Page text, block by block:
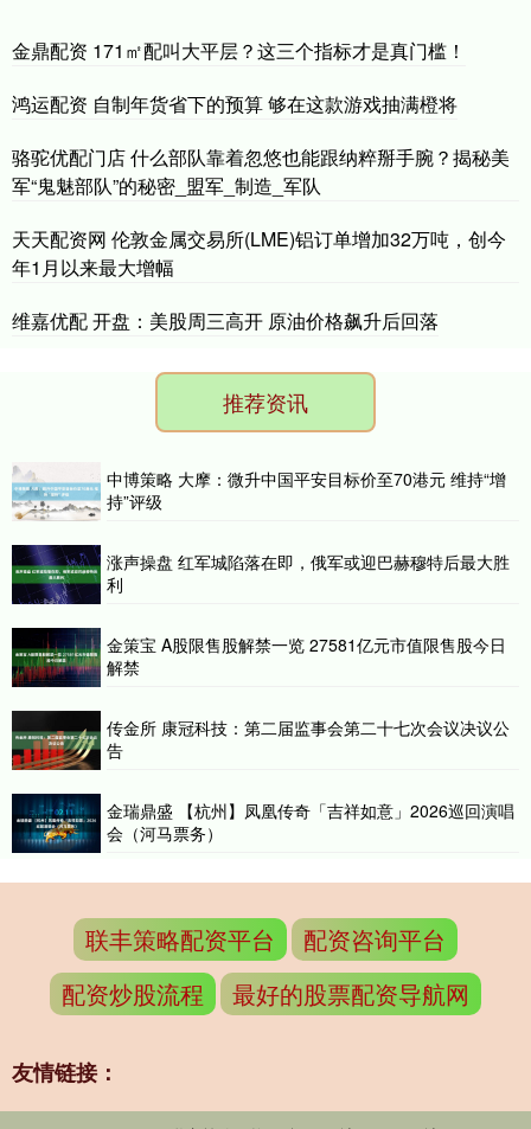
金鼎配资 171㎡配叫大平层？这三个指标才是真门槛！
鸿运配资 自制年货省下的预算 够在这款游戏抽满橙将
骆驼优配门店 什么部队靠着忽悠也能跟纳粹掰手腕？揭秘美
军“鬼魅部队”的秘密_盟军_制造_军队
天天配资网 伦敦金属交易所(LME)铝订单增加32万吨，创今
年1月以来最大增幅
维嘉优配 开盘：美股周三高开 原油价格飙升后回落
推荐资讯
中博策略 大摩：微升中国平安目标价至70港元 维持“增
持”评级
涨声操盘 红军城陷落在即，俄军或迎巴赫穆特后最大胜
利
金策宝 A股限售股解禁一览 27581亿元市值限售股今日
解禁
传金所 康冠科技：第二届监事会第二十七次会议决议公
告
金瑞鼎盛 【杭州】凤凰传奇「吉祥如意」2026巡回演唱
会（河马票务）
联丰策略配资平台
配资咨询平台
配资炒股流程
最好的股票配资导航网
友情链接：